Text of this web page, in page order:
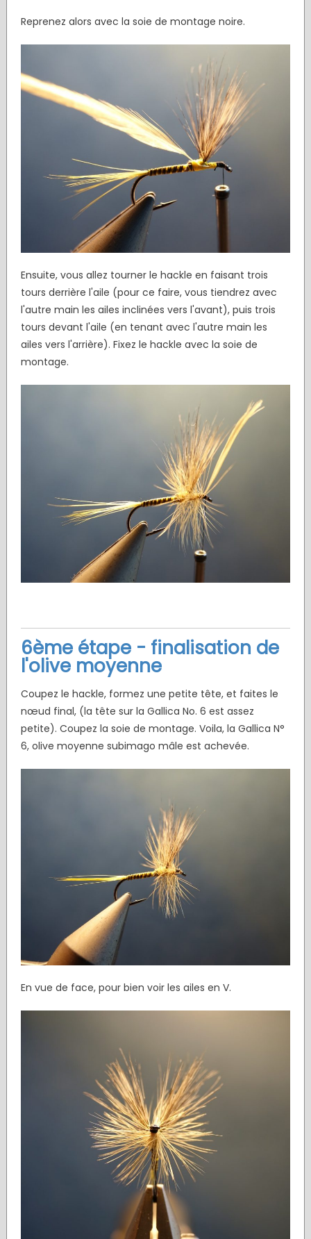
Reprenez alors avec la soie de montage noire.
Ensuite, vous allez tourner le hackle en faisant trois
tours derrière l'aile (pour ce faire, vous tiendrez avec
l'autre main les ailes inclinées vers l'avant), puis trois
tours devant l'aile (en tenant avec l'autre main les
ailes vers l'arrière). Fixez le hackle avec la soie de
montage.
6ème étape - finalisation de
l'olive moyenne
Coupez le hackle, formez une petite tête, et faites le
nœud final, (la tête sur la Gallica No. 6 est assez
petite). Coupez la soie de montage. Voila, la Gallica N°
6, olive moyenne subimago mâle est achevée.
En vue de face, pour bien voir les ailes en V.